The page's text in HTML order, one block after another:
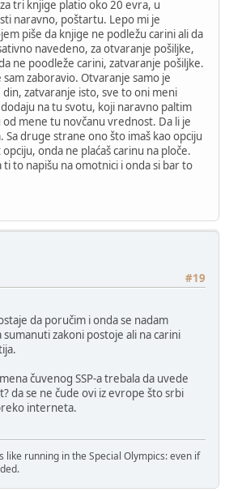
tri knjige platio oko 20 evra, u
naravno, poštartu. Lepo mi je
piše da knjige ne podležu carini ali da
navedeno, za otvaranje pošiljke,
ne poodleže carini, zatvaranje pošiljke.
sam zaboravio. Otvaranje samo je
zatvaranje isto, sve to oni meni
na tu svotu, koji naravno paltim
od mene tu novčanu vrednost. Da li je
Sa druge strane ono što imaš kao opciju
onda ne plaćaš carinu na ploče.
to napišu na omotnici i onda si bar to
#19
da poručim i onda se nadam
zakoni postoje ali na carini
čuvenog SSP-a trebala da uvede
da se ne čude ovi iz evrope što srbi
interneta.
like running in the Special Olympics: even if